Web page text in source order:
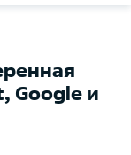
Google и